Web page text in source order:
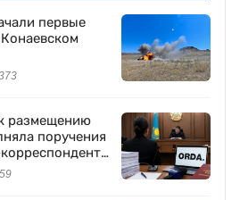
первые
размещению
поручения